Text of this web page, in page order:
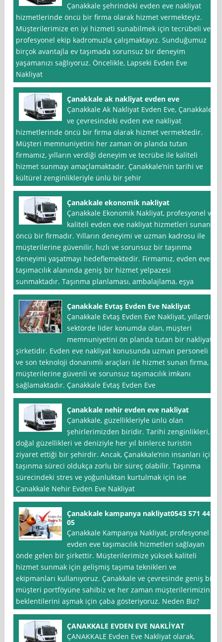
Çanakkale şehrindeki evden eve nakliyat
hizmetlerinde öncü bir firma olarak hizmet vermekteyiz.
Müşterilerimize en iyi hizmeti sunabilmek için tecrübeli ve
profesyonel ekip kadromuzla çalışmaktayız. Sunduğumuz
birçok avantajla ev taşımada sorunsuz bir deneyim
yaşamanızı sağlıyoruz. Öncelikle, Lapseki Evden Eve
Nakliyat
Çanakkale ak nakliyat evden eve
Çanakkale Ak Nakliyat Evden Eve, Çanakkale
ve çevresindeki evden eve nakliyat
hizmetlerinde öncü bir firma olarak hizmet vermektedir.
Müşteri memnuniyetini her zaman ön planda tutan
firmamız, yılların verdiği deneyim ve tecrübe ile kaliteli
hizmet sunmayı amaçlamaktadır. Çanakkale’nin tarihi ve
kültürel zenginlikleriyle ünlü bir şehir
Çanakkale ekonomik nakliyat
Çanakkale Ekonomik Nakliyat, profesyonel ve
kaliteli evden eve nakliyat hizmetleri sunan
öncü bir firmadır. Yılların deneyimi ve uzman kadrosu ile
müşterilerine güvenilir, hızlı ve sorunsuz bir taşınma
deneyimi yaşatmayı hedeflemektedir. Firmamız, evden eve
taşımacılık alanında geniş bir hizmet yelpazesi
sunmaktadır. Taşınma planlaması, ambalajlama, eşya
Çanakkale Evtaş Evden Eve Nakliyat
Çanakkale Evtaş Evden Eve Nakliyat, yıllardır
sektörde lider konumda olan, müşteri
memnuniyetini ön planda tutan bir nakliyat
şirketidir. Evden eve nakliyat konusunda uzman personeli
ve son teknoloji donanımlı araçları ile hizmet sunan firma,
müşterilerine güvenli ve sorunsuz taşımacılık imkanı
sağlamaktadır. Çanakkale Evtaş Evden Eve
Çanakkale nehir evden eve nakliyat
Çanakkale, güzellikleriyle ünlü olan
şehirlerimizden biridir. Tarihi zenginlikleri,
doğal güzellikleri ve deniziyle her yıl binlerce turistin
ziyaret ettiği bir şehirdir. Ancak, Çanakkale’nin insanları için
taşınma süreci oldukça zorlu bir süreç olabilir. Taşınma
sürecindeki stres ve yoğunluktan kurtulmak için ise
Çanakkale Nehir Evden Eve Nakliyat
Çanakkale kampanya nakliyat0543 571 44
05
Çanakkale Kampanya Nakliyat, profesyonel
evden eve taşımacılık hizmetleri sağlayan
önde gelen bir şirkettir. Müşterilerimize yüksek kaliteli
hizmet sunmak için gelişmiş taşıma teknikleri ve
ekipmanları kullanıyoruz. Çanakkale ve çevresinde geniş bir
müşteri portföyüne sahibiz ve her zaman müşterilerimizin
beklentilerini aşmak için çaba gösteriyoruz. Neden Biz?
ÇANAKKALE EVDEN EVE NAKLİYAT
ÇANAKKALE Evden Eve Nakliyat olarak,